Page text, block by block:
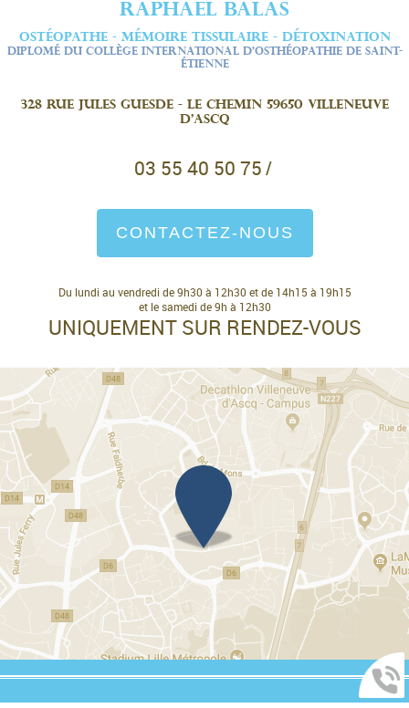
RAPHAËL BALAS
OSTÉOPATHE - MÉMOIRE TISSULAIRE - DÉTOXINATION
DIPLOMÉ DU COLLÈGE INTERNATIONAL D’OSTHÉOPATHIE DE SAINT-
ÉTIENNE
328 Rue Jules Guesde - Le Chemin 59650 Villeneuve
d'Ascq
03 55 40 50 75 /
CONTACTEZ-NOUS
Du lundi au vendredi de 9h30 à 12h30 et de 14h15 à 19h15
et le samedi de 9h à 12h30
UNIQUEMENT SUR RENDEZ-VOUS